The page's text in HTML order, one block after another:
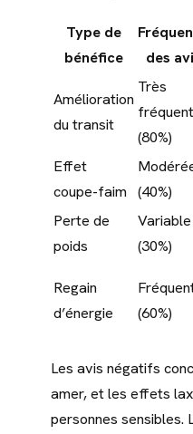
Type de
bénéfice
des
Amélioration
du transit
Très
(80%)
Effet
coupe-faim
(40%)
Perte de
poids
Variable
(30%)
Regain
d’énergie
(60%)
Les avis négatifs
amer, et les effets
personnes sensibles.